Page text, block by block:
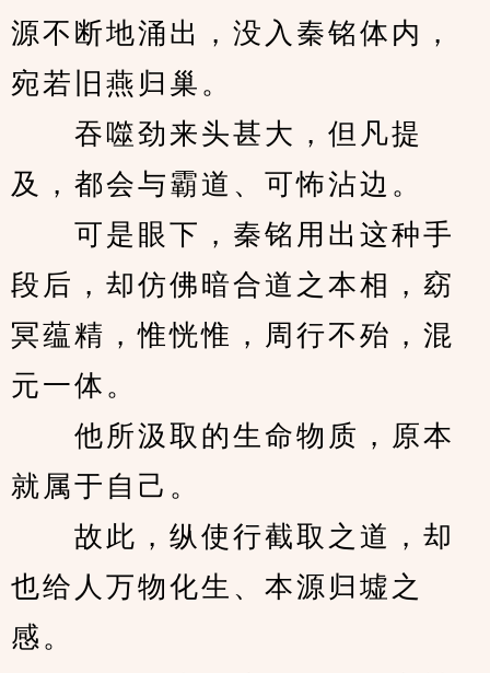
源不断地涌出，没入秦铭体内，
宛若旧燕归巢。
吞噬劲来头甚大，但凡提
及，都会与霸道、可怖沾边。
可是眼下，秦铭用出这种手
段后，却仿佛暗合道之本相，窈
冥蕴精，惟恍惟，周行不殆，混
元一体。
他所汲取的生命物质，原本
就属于自己。
故此，纵使行截取之道，却
也给人万物化生、本源归墟之
感。